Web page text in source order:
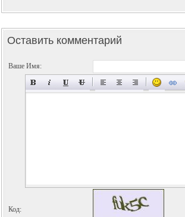
Оставить комментарий
Ваше Имя:
Код: